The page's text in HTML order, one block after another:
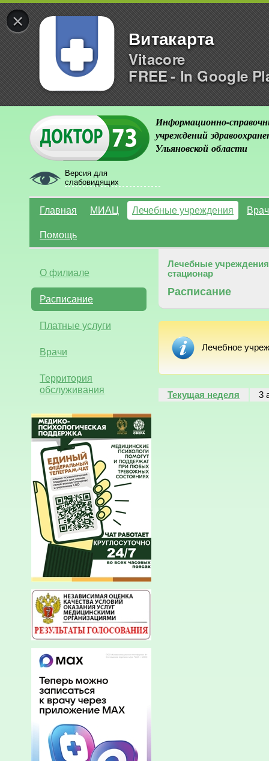
×
Витакарта
Vitacore
FREE - In Google
Версия для
слабовидящих
Информационно-
учреждений
Ульяновской области
Главная МИАЦ Лечебные учреждения
Помощь
О филиале
Расписание
Платные услуги
Врачи
Территория
обслуживания
Лечебные учреждения
стационар
Расписание
Лечебное
Текущая неделя 3